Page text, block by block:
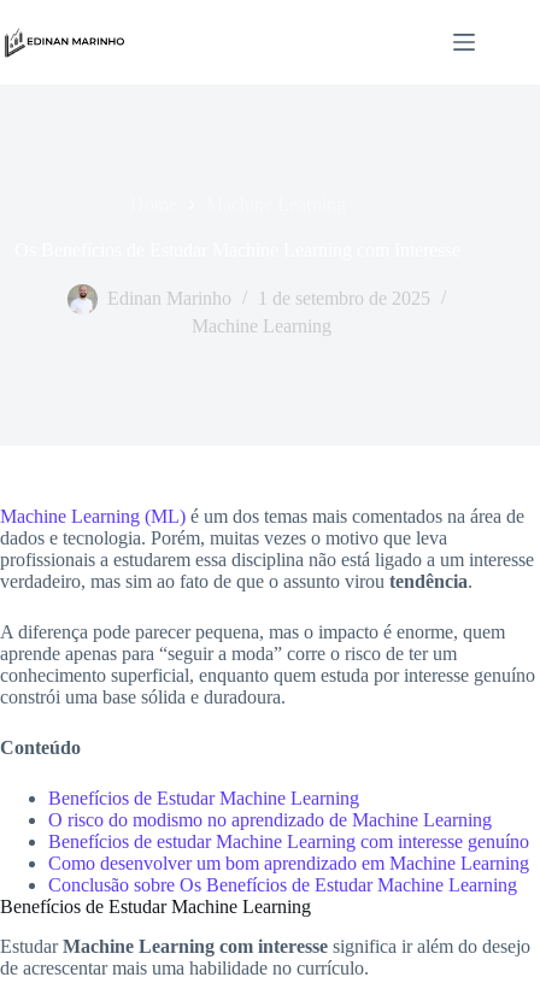
Edinan Marinho
1 de setembro de 2025
Machine Learning
Machine Learning (ML) é um dos temas mais comentados na área de
dados e tecnologia. Porém, muitas vezes o motivo que leva
profissionais a estudarem essa disciplina não está ligado a um interesse
verdadeiro, mas sim ao fato de que o assunto virou tendência.
A diferença pode parecer pequena, mas o impacto é enorme, quem
aprende apenas para “seguir a moda” corre o risco de ter um
conhecimento superficial, enquanto quem estuda por interesse genuíno
constrói uma base sólida e duradoura.
Conteúdo
Benefícios de Estudar Machine Learning
O risco do modismo no aprendizado de Machine Learning
Benefícios de estudar Machine Learning com interesse genuíno
Como desenvolver um bom aprendizado em Machine Learning
Conclusão sobre Os Benefícios de Estudar Machine Learning
Benefícios de Estudar Machine Learning
EstudarMachine Learning com interesse significa ir além do desejo
de acrescentar mais uma habilidade no currículo.